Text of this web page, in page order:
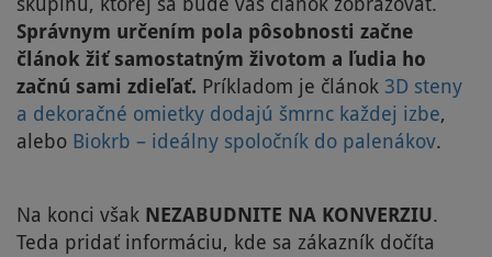
Správnym určením pola pôsobnosti začne
článok žiť samostatným životom a ľudia ho
začnú sami zdieľať. Príkladom je článok 3D steny
a dekoračné omietky dodajú šmrnc každej izbe,
alebo Biokrb – ideálny spoločník do palenákov.
Na konci však NEZABUDNITE NA KONVERZIU.
Teda pridať informáciu, kde sa zákazník dočíta